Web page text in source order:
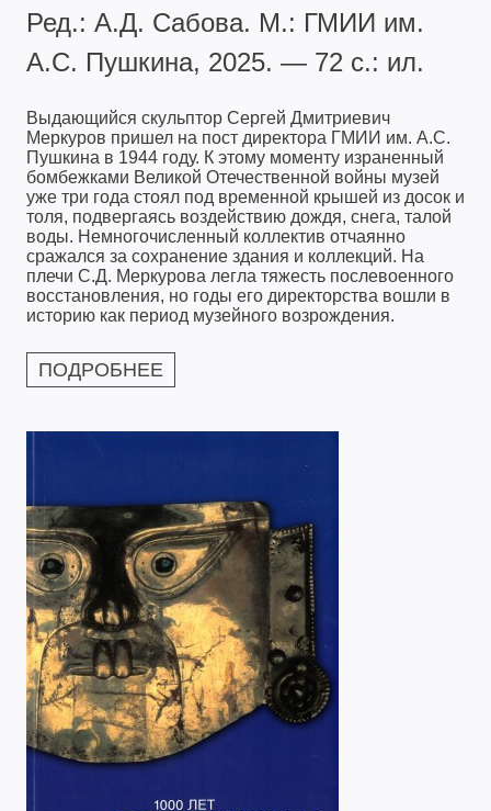
Ред.: А.Д. Сабова. М.: ГМИИ им.
А.С. Пушкина, 2025. — 72 с.: ил.
Выдающийся скульптор Сергей Дмитриевич
Меркуров пришел на пост директора ГМИИ им. А.С.
Пушкина в 1944 году. К этому моменту израненный
бомбежками Великой Отечественной войны музей
уже три года стоял под временной крышей из досок и
толя, подвергаясь воздействию дождя, снега, талой
воды. Немногочисленный коллектив отчаянно
сражался за сохранение здания и коллекций. На
плечи С.Д. Меркурова легла тяжесть послевоенного
восстановления, но годы его директорства вошли в
историю как период музейного возрождения.
ПОДРОБНЕЕ